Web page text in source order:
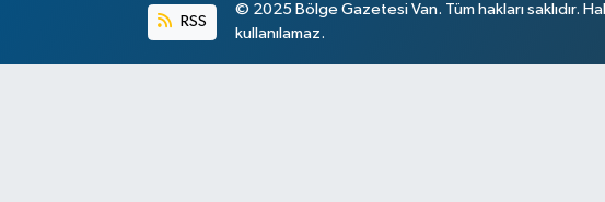
RSS
© 2025 Bölge Gazetesi Van. Tüm hakları saklıdır.
kullanılamaz.